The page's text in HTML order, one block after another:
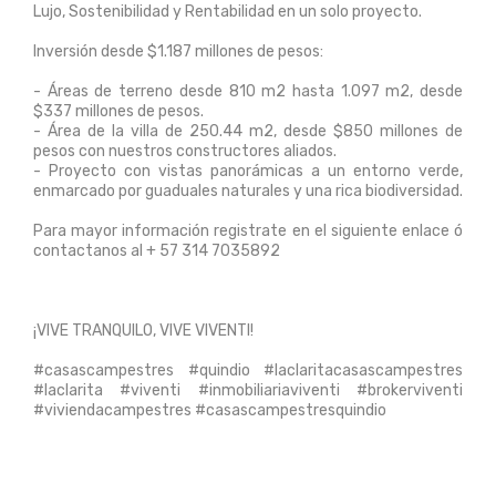
Lujo, Sostenibilidad y Rentabilidad en un solo proyecto.
Inversión desde $1.187 millones de pesos:
- Áreas de terreno desde 810 m2 hasta 1.097 m2, desde
$337 millones de pesos.
- Área de la villa de 250.44 m2, desde $850 millones de
pesos con nuestros constructores aliados.
- Proyecto con vistas panorámicas a un entorno verde,
enmarcado por guaduales naturales y una rica biodiversidad.
Para mayor información registrate en el siguiente enlace ó
contactanos al + 57 314 7035892
¡VIVE TRANQUILO, VIVE VIVENTI!
#casascampestres #quindio #laclaritacasascampestres
#laclarita #viventi #inmobiliariaviventi #brokerviventi
#viviendacampestres #casascampestresquindio